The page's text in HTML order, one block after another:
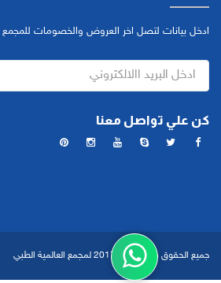
ادخل بيانات لتصل اخر العروض والخصومات للمجمع
كن علي تواصل معنا
جميع الحقوق محفوظة ©2017 لمجمع العالمية الطبي